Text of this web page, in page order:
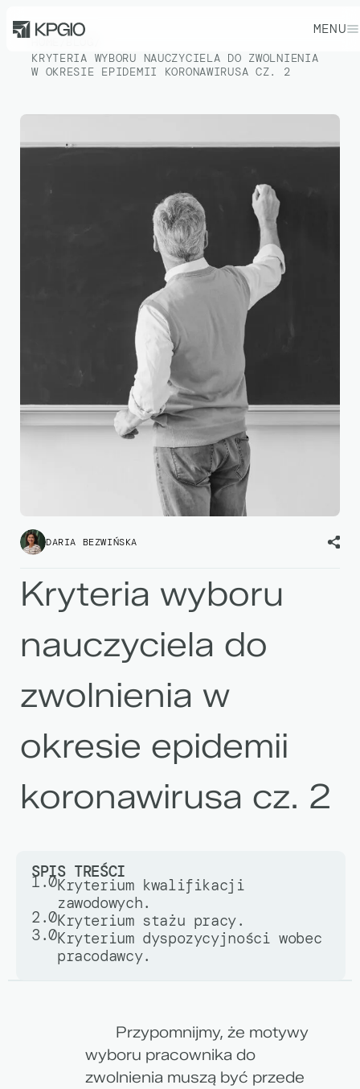
MENU
KRYTERIA WYBORU NAUCZYCIELA DO ZWOLNIENIA
W OKRESIE EPIDEMII KORONAWIRUSA CZ. 2
DARIA BEZWIŃSKA
Kryteria wyboru
nauczyciela do
zwolnienia w
okresie epidemii
koronawirusa cz. 2
SPIS TREŚCI
1.0Kryterium kwalifikacji
zawodowych.
2.0Kryterium stażu pracy.
3.0Kryterium dyspozycyjności wobec
pracodawcy.
Przypomnijmy, że motywy
wyboru pracownika do
zwolnienia muszą być przede